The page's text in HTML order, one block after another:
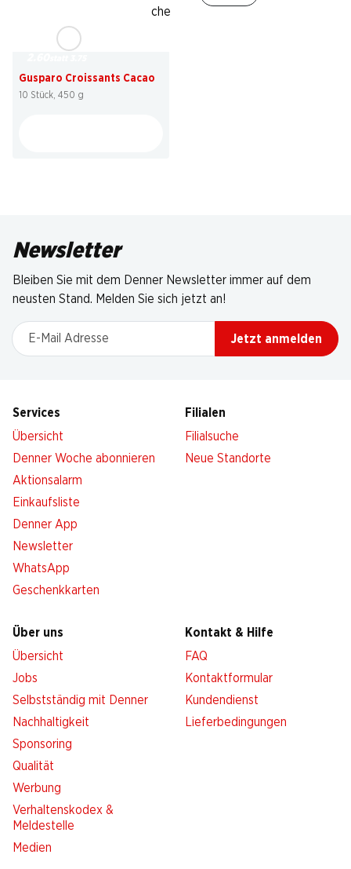
che
30%
Gusparo Croissants Cacao
10 Stück, 450 g
Newsletter
Bleiben Sie mit dem Denner Newsletter immer auf dem
neusten Stand. Melden Sie sich jetzt an!
E-Mail Adresse
Jetzt anmelden
Services
Übersicht
Denner Woche abonnieren
Aktionsalarm
Einkaufsliste
Denner App
Newsletter
WhatsApp
Geschenkkarten
Filialen
Filialsuche
Neue Standorte
Über uns
Übersicht
Jobs
Selbstständig mit Denner
Nachhaltigkeit
Sponsoring
Qualität
Werbung
Verhaltenskodex &
Meldestelle
Medien
Kontakt & Hilfe
FAQ
Kontaktformular
Kundendienst
Lieferbedingungen